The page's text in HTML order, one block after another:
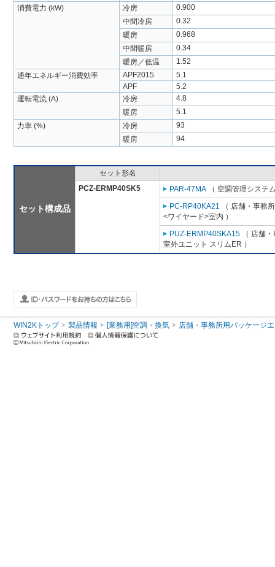
消費電力 (kW)
冷房
0.900
中間冷房
0.32
暖房
0.968
中間暖房
0.34
暖房／低温
1.52
通年エネルギー消費効率
APF2015
5.1
APF
5.2
運転電流 (A)
冷房
4.8
暖房
5.1
力率 (%)
冷房
93
暖房
94
セット構成品
セット形名
PCZ-ERMP40SK5
PAR-47MA （ 空調管理システ
PC-RP40KA21 （ 店舗・事務
<ワイヤード>室内 ）
PUZ-ERMP40SKA15 （ 店舗
室外ユニット スリムER ）
WIN2Kトップ 製品情報 [業務用]空調・換気 店舗・事務所用パッケージ